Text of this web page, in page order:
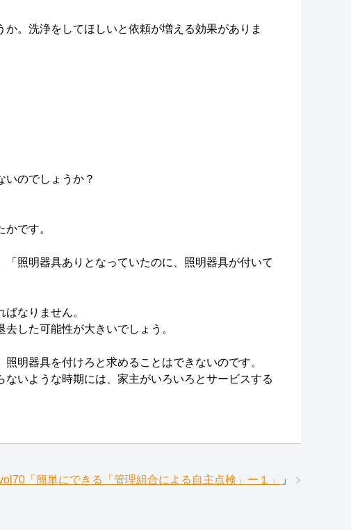
。洗浄をしてほしいと依頼が増える効果がありま
いのでしょうか？
です。
照明器具ありとなっていたのに、照明器具が付いて
なりません。
した可能性が大きいでしょう。
明器具を付けろと求めることはできないのです。
いような時期には、家主がいろいろとサービスする
「簡単にできる「管理組合による自主点検」ー１」
」